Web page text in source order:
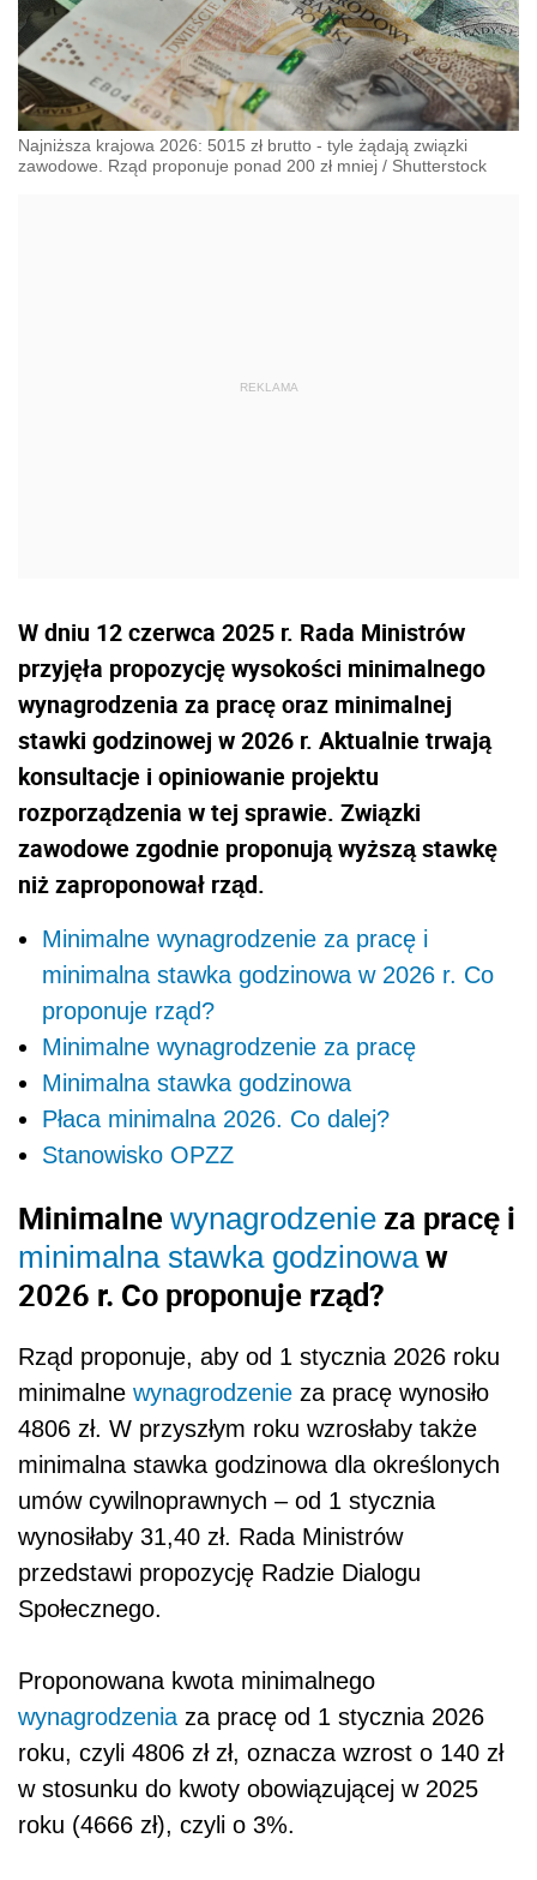
Najniższa krajowa 2026: 5015 zł brutto - tyle żądają związki
zawodowe. Rząd proponuje ponad 200 zł mniej / Shutterstock
W dniu 12 czerwca 2025 r. Rada Ministrów
przyjęła propozycję wysokości minimalnego
wynagrodzenia za pracę oraz minimalnej
stawki godzinowej w 2026 r. Aktualnie trwają
konsultacje i opiniowanie projektu
rozporządzenia w tej sprawie. Związki
zawodowe zgodnie proponują wyższą stawkę
niż zaproponował rząd.
Minimalne wynagrodzenie za pracę i
minimalna stawka godzinowa w 2026 r. Co
proponuje rząd?
Minimalne wynagrodzenie za pracę
Minimalna stawka godzinowa
Płaca minimalna 2026. Co dalej?
Stanowisko OPZZ
Minimalne wynagrodzenie za pracę i
minimalna stawka godzinowaw
2026 r. Co proponuje rząd?
Rząd proponuje, aby od 1 stycznia 2026 roku
minimalne wynagrodzenie za pracę wynosiło
4806 zł. W przyszłym roku wzrosłaby także
minimalna stawka godzinowa dla określonych
umów cywilnoprawnych – od 1 stycznia
wynosiłaby 31,40 zł. Rada Ministrów
przedstawi propozycję Radzie Dialogu
Społecznego.
Proponowana kwota minimalnego
wynagrodzenia za pracę od 1 stycznia 2026
roku, czyli 4806 zł zł, oznacza wzrost o 140 zł
w stosunku do kwoty obowiązującej w 2025
roku (4666 zł), czyli o 3%.